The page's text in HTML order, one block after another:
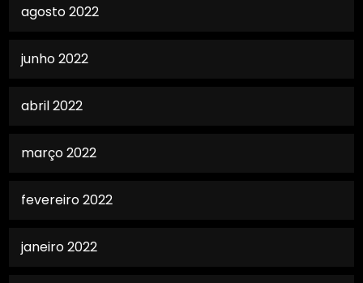
agosto 2022
junho 2022
abril 2022
março 2022
fevereiro 2022
janeiro 2022